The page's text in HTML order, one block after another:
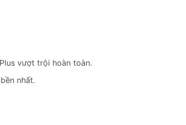
vượt trội hoàn toàn.
nhất.